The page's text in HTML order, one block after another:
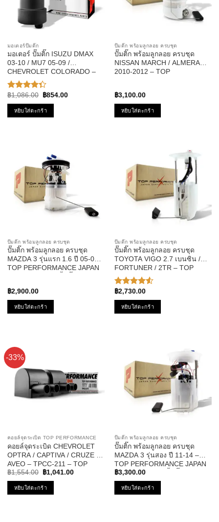
มอเตอร์ปั๊มติ๊ก
มอเตอร์ ปั๊มติ๊ก ISUZU DMAX
03-10 / MU7 05-09 /
CHEVROLET COLORADO –
TOP PERFORMANCE JAPAN
– TPFI-201 – ปั้มติ๊ก ดีแม็ก
ให้
คะแนน
4.33
ตั้งแต่ 1-5
฿1,086.00
Original
was:
฿1,086.00.
฿854.00Current
หยิบใส่ตะกร้า
ปั๊มติ๊ก พร้อมลูกลอย ครบชุด
ปั๊มติ๊ก พร้อมลูกลอย ครบชุด
NISSAN MARCH / ALMERA
2010-2012 – TOP
ร่า
฿3,100.00
หยิบใส่ตะกร้า
ปั๊มติ๊ก พร้อมลูกลอย ครบชุด
ปั๊มติ๊ก พร้อมลูกลอย ครบชุด
MAZDA 3 รุ่นแรก 1.6 ปี 05-09 –
TOP PERFORMANCE JAPAN
฿2,900.00
หยิบใส่ตะกร้า
ปั๊มติ๊ก พร้อมลูกลอย ครบชุด
ปั๊มติ๊ก พร้อมลูกลอย ครบชุด
TOYOTA VIGO 2.7 เบนซิน /
FORTUNER / 2TR – TOP
PERFORMANCE JAPAN –
TPFT-991 – ปั้มติ๊ก วีโก้
ให้คะแนน
4.50
ตั้งแต่ 1-5
คะแนน
฿2,730.00
หยิบใส่ตะกร้า
-33%
คอยล์จุดระเบิด TOP PERFORMANCE
คอยล์จุดระเบิด CHEVROLET
OPTRA / CAPTIVA / CRUZE /
AVEO – TPCC-211 – TOP
PERFORMANCE – คอยล์หัว
เทียน ออฟต้า อาวีโอ้ ครูซ
฿1,554.00
Original
was:
฿1,554.00.
฿1,041.00Current
หยิบใส่ตะกร้า
ปั๊มติ๊ก พร้อมลูกลอย ครบชุด
ปั๊มติ๊ก พร้อมลูกลอย ครบชุด
MAZDA 3 รุ่นสอง ปี 11-14 –
TOP PERFORMANCE JAPAN
– TPFMZ-913 – ปั้มติ๊ก มาสด้า
สาม
฿3,300.00
หยิบใส่ตะกร้า